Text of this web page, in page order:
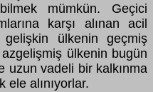
mümkün. Geçici
karşı alınan acil
gelişkin ülkenin geçmiş
ülkenin bugün
uzun vadeli bir kalkınma
ele alınıyorlar.